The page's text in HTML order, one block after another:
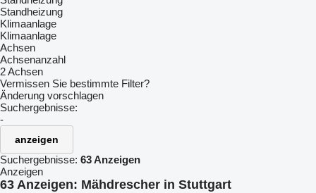
Standheizung
Klimaanlage
Klimaanlage
Achsen
Achsenanzahl
2 Achsen
Vermissen Sie bestimmte Filter?
Änderung vorschlagen
Suchergebnisse:
-
anzeigen
Suchergebnisse: 63 Anzeigen
Anzeigen
63 Anzeigen: Mähdrescher in Stuttgart